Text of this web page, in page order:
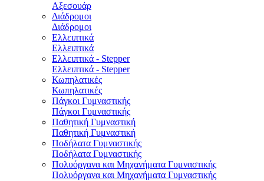
Αξεσουάρ
Διάδρομοι
Διάδρομοι
Ελλειπτικά
Ελλειπτικά
Ελλειπτικά - Stepper
Ελλειπτικά - Stepper
Κωπηλατικές
Κωπηλατικές
Πάγκοι Γυμναστικής
Πάγκοι Γυμναστικής
Παθητική Γυμναστική
Παθητική Γυμναστική
Ποδήλατα Γυμναστικής
Ποδήλατα Γυμναστικής
Πολυόργανα και Μηχανήματα Γυμναστικής
Πολυόργανα και Μηχανήματα Γυμναστικής